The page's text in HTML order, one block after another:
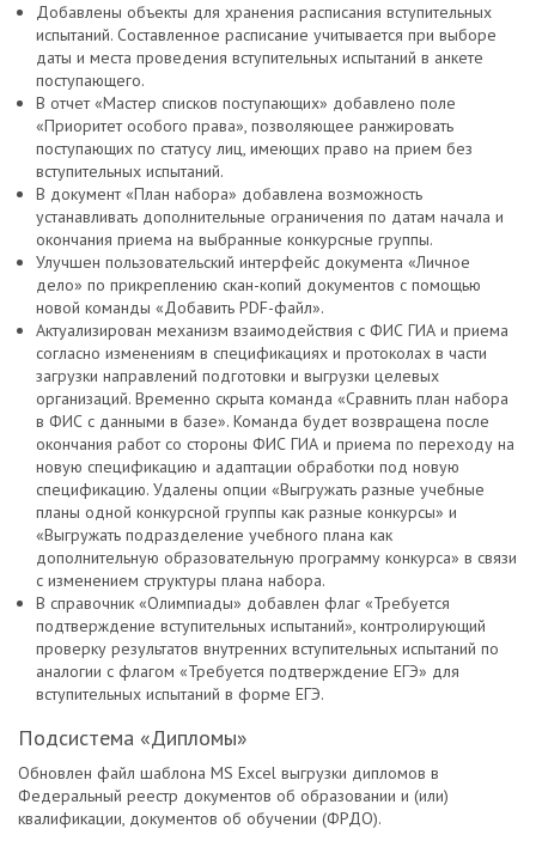
Добавлены объекты для хранения расписания вступительных
испытаний. Составленное расписание учитывается при выборе
даты и места проведения вступительных испытаний в анкете
поступающего.
В отчет «Мастер списков поступающих» добавлено поле
«Приоритет особого права», позволяющее ранжировать
поступающих по статусу лиц, имеющих право на прием без
вступительных испытаний.
В документ «План набора» добавлена возможность
устанавливать дополнительные ограничения по датам начала и
окончания приема на выбранные конкурсные группы.
Улучшен пользовательский интерфейс документа «Личное
дело» по прикреплению скан-копий документов с помощью
новой команды «Добавить PDF-файл».
Актуализирован механизм взаимодействия с ФИС ГИА и приема
согласно изменениям в спецификациях и протоколах в части
загрузки направлений подготовки и выгрузки целевых
организаций. Временно скрыта команда «Сравнить план набора
в ФИС с данными в базе». Команда будет возвращена после
окончания работ со стороны ФИС ГИА и приема по переходу на
новую спецификацию и адаптации обработки под новую
спецификацию. Удалены опции «Выгружать разные учебные
планы одной конкурсной группы как разные конкурсы» и
«Выгружать подразделение учебного плана как
дополнительную образовательную программу конкурса» в связи
с изменением структуры плана набора.
В справочник «Олимпиады» добавлен флаг «Требуется
подтверждение вступительных испытаний», контролирующий
проверку результатов внутренних вступительных испытаний по
аналогии с флагом «Требуется подтверждение ЕГЭ» для
вступительных испытаний в форме ЕГЭ.
Подсистема «Дипломы»
Обновлен файл шаблона MS Excel выгрузки дипломов в
Федеральный реестр документов об образовании и (или)
квалификации, документов об обучении (ФРДО).